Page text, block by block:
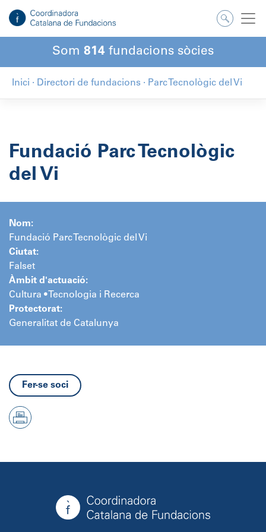
contingut
Som 814 fundacions sòcies
Inici · Directori de fundacions · Parc Tecnològic del Vi
Fundació Parc Tecnològic
del Vi
Nom:
Fundació Parc Tecnològic del Vi
Ciutat:
Falset
Àmbit d'actuació:
Cultura • Tecnologia i Recerca
Protectorat:
Generalitat de Catalunya
Fer-se soci